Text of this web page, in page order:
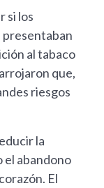
si los
presentaban
al tabaco
que,
riesgos
la
el abandono
El